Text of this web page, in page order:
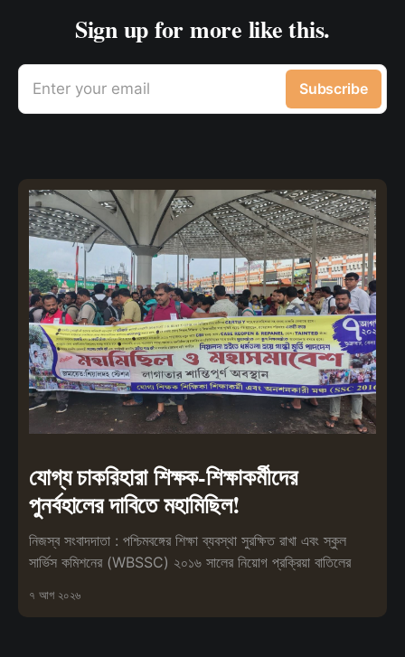
Sign up for more like this.
Enter your email Subscribe
যোগ্য চাকরিহারা শিক্ষক-শিক্ষাকর্মীদের
পুনর্বহালের দাবিতে মহামিছিল!
নিজস্ব সংবাদদাতা : পশ্চিমবঙ্গের শিক্ষা ব্যবস্থা সুরক্ষিত রাখা এবং স্কুল
সার্ভিস কমিশনের (WBSSC) ২০১৬ সালের নিয়োগ প্রক্রিয়া বাতিলের
৭ আগ ২০২৬